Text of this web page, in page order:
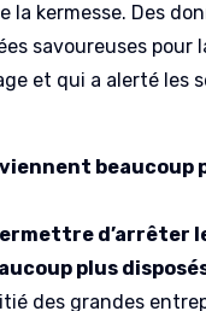
kermesse. Des
savoureuses pour
et qui a alerté les
beaucoup
d’arrêter
plus
des grandes